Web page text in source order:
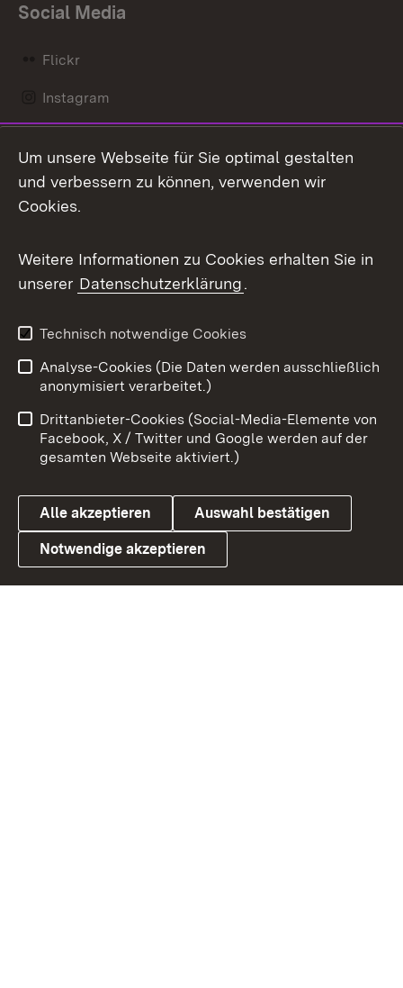
Social Media
Flickr
Instagram
Mastodon
Messenger
Social Wall
X / Twitter
Youtube
Link zum Landesportal
Benutzungshinweise
Barrierefreiheit
Datenschutz
Cookies
Um unsere Webseite für Sie optimal gestalten
und verbessern zu können, verwenden wir
Cookies.
Weitere Informationen zu Cookies erhalten Sie in
unserer Datenschutzerklärung.
Technisch notwendige Cookies
Analyse-Cookies (Die Daten werden ausschließlich
anonymisiert verarbeitet.)
Drittanbieter-Cookies (Social-Media-Elemente von
Facebook, X / Twitter und Google werden auf der
gesamten Webseite aktiviert.)
Alle akzeptieren Auswahl bestätigen
Notwendige akzeptieren